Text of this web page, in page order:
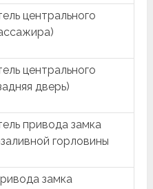
центрального
центрального
дверь)
привода замка
горловины
замка